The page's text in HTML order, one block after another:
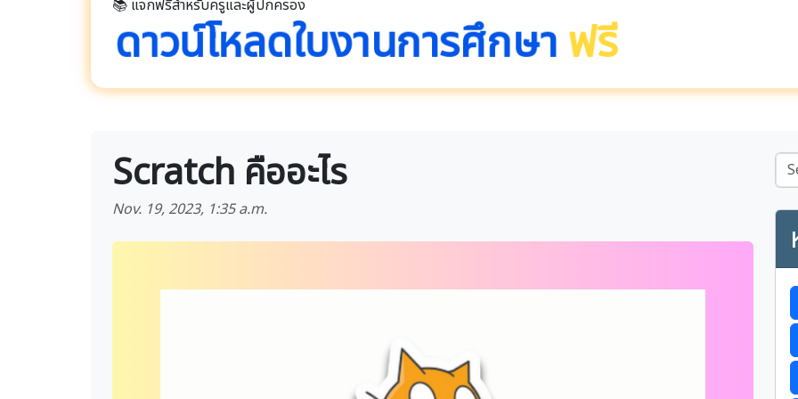
📚 แจกฟรีสำหรับครูและผู้ปกครอง
ดาวน์โหลดใบงานการศึกษาฟรี
Scratch คืออะไร
Nov. 19, 2023, 1:35 a.m.